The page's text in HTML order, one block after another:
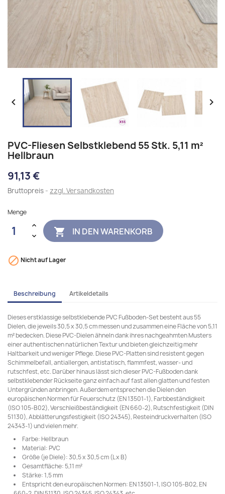
 
PVC-Fliesen Selbstklebend 55 Stk. 5,11 m²
Hellbraun
91,13 €
Bruttopreis zzgl. Versandkosten
Menge
 IN DEN WARENKORB
 Nicht auf Lager
Beschreibung Artikeldetails
Dieses erstklassige selbstklebende PVC Fußboden-Set besteht aus 55
Dielen, die jeweils 30,5 x 30,5 cm messen und zusammen eine Fläche von 5,11
m² bedecken. Diese PVC-Dielen ähneln dank ihres nachgeahmten Musters
einer authentischen natürlichen Textur und bieten gleichzeitig mehr
Haltbarkeit und weniger Pflege. Diese PVC-Platten sind resistent gegen
Schimmelbefall, antiallergen, antistatisch, flammfest, wasser- und
rutschfest, etc. Darüber hinaus lässt sich dieser PVC-Fußboden dank
selbstklebender Rückseite ganz einfach auf fast allen glatten und festen
Untergründen anbringen. Außerdem entsprechen die Dielen den
europäischen Normen für Feuerschutz (EN 13501-1), Farbbeständigkeit
(ISO 105-B02), Verschleißbeständigkeit (EN 660-2), Rutschfestigkeit (DIN
51130), Abblätterungsfestigkeit (ISO 24345), Resteindruckverhalten (ISO
24343-1) und vielen mehr.
Farbe: Hellbraun
Material: PVC
Größe (je Diele): 30,5 x 30,5 cm (L x B)
Gesamtfläche: 5,11 m²
Stärke: 1,5 mm
Entspricht den europäischen Normen: EN 13501-1, ISO 105-B02, EN